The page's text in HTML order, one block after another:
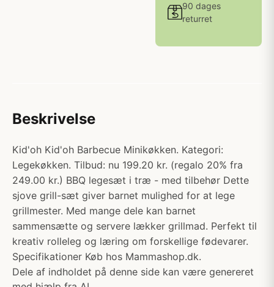
90 dages
returret
Beskrivelse
Kid'oh Kid'oh Barbecue Minikøkken. Kategori:
Legekøkken. Tilbud: nu 199.20 kr. (regalo 20% fra
249.00 kr.) BBQ legesæt i træ - med tilbehør Dette
sjove grill-sæt giver barnet mulighed for at lege
grillmester. Med mange dele kan barnet
sammensætte og servere lækker grillmad. Perfekt til
kreativ rolleleg og læring om forskellige fødevarer.
Specifikationer Køb hos Mammashop.dk.
Dele af indholdet på denne side kan være genereret